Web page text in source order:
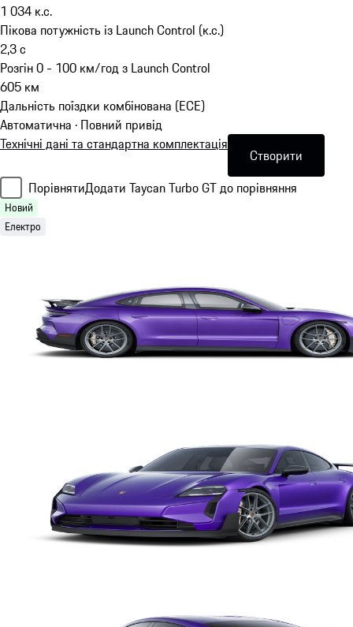
1 034 к.с.
Пікова потужність із Launch Control (к.с.)
2,3с
Розгін 0 - 100 км/год з Launch Control
605 км
Дальність поїздки комбінована (ECE)
Автоматична · Повний привід
Технічні дані та стандартна комплектація
Створити
ПорівнятиДодати Taycan Turbo GT до порівняння
Новий
Електро